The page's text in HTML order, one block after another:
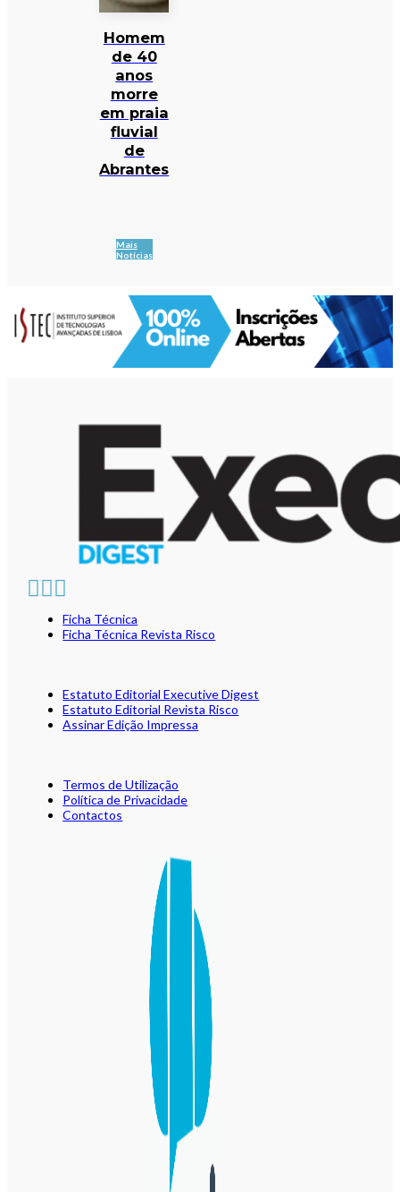
Homem
de 40
anos
morre
em praia
fluvial
de
Abrantes
Mais
Notícias
Ficha Técnica
Ficha Técnica Revista Risco
Estatuto Editorial Executive Digest
Estatuto Editorial Revista Risco
Assinar Edição Impressa
Termos de Utilização
Política de Privacidade
Contactos